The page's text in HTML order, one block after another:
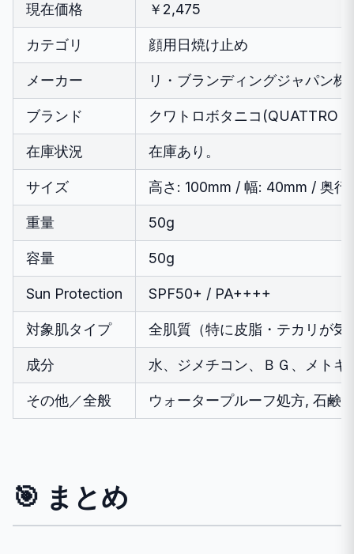
現在価格 ￥2,475
カテゴリ 顔用日焼け止め
メーカー リ・ブランディングジャパン株
ブランド クワトロボタニコ(QUATTRO
在庫状況 在庫あり。
サイズ 高さ: 100mm / 幅: 40mm / 奥行
重量 50g
容量 50g
Sun Protection SPF50+ / PA++++
対象肌タイプ 全肌質（特に皮脂・テカリが気
成分 水、ジメチコン、ＢＧ、メト
その他／全般 ウォータープルーフ処方, 石鹸
🎯 まとめ